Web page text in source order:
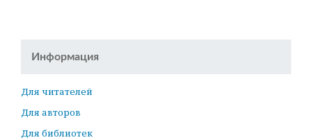
Информация
Для читателей
Для авторов
Для библиотек